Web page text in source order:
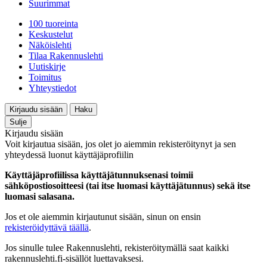
Suurimmat
100 tuoreinta
Keskustelut
Näköislehti
Tilaa Rakennuslehti
Uutiskirje
Toimitus
Yhteystiedot
Kirjaudu sisään
Haku
Sulje
Kirjaudu sisään
Voit kirjautua sisään, jos olet jo aiemmin rekisteröitynyt ja sen
yhteydessä luonut käyttäjäprofiilin
Käyttäjäprofiilissa käyttäjätunnuksenasi toimii
sähköpostiosoitteesi (tai itse luomasi käyttäjätunnus) sekä itse
luomasi salasana.
Jos et ole aiemmin kirjautunut sisään, sinun on ensin
rekisteröidyttävä täällä.
Jos sinulle tulee Rakennuslehti, rekisteröitymällä saat kaikki
rakennuslehti.fi-sisällöt luettavaksesi.